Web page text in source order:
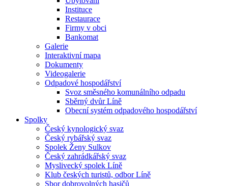
Instituce
Restaurace
Firmy v obci
Bankomat
Galerie
Interaktivní mapa
Dokumenty
Videogalerie
Odpadové hospodářství
Svoz směsného komunálního odpadu
Sběrný dvůr Líně
Obecní systém odpadového hospodářství
Spolky
Český kynologický svaz
Český rybářský svaz
Spolek Ženy Sulkov
Český zahrádkářský svaz
Myslivecký spolek Líně
Klub českých turistů, odbor Líně
Sbor dobrovolných hasičů